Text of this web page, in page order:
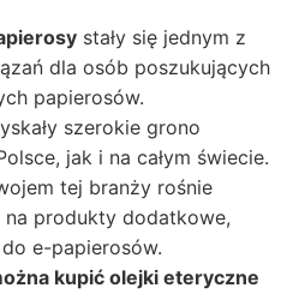
stały się jednym z
dla osób poszukujących
papierosów.
szerokie grono
jak i na całym świecie.
tej branży rośnie
produkty dodatkowe,
do e-papierosów.
kupić olejki eteryczne